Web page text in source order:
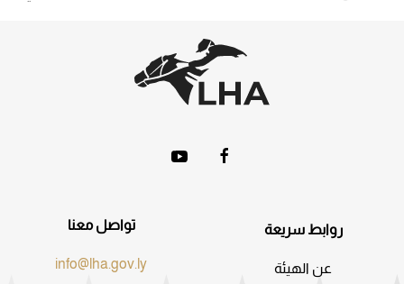
روابط سريعة
عن الهيئة
تواصل معنا
info@lha.gov.ly